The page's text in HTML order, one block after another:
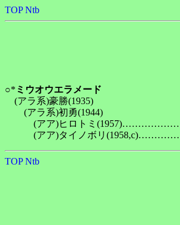
TOP Ntb
○* ミウオウエラメード
(アラ系)豪勝(1935)
(アラ系)初勇(1944)
(アア)ヒロトミ
TOP Ntb